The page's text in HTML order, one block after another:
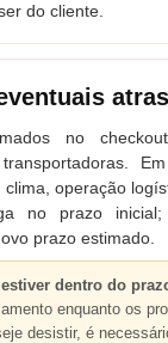
do cliente.
no
clima, operação
no prazo inicial;
prazo estimado.
dentro do
enquanto os
desistir, é